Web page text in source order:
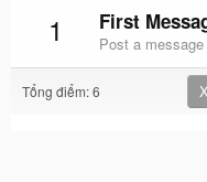
1 First
Post a
Tổng điểm: 6